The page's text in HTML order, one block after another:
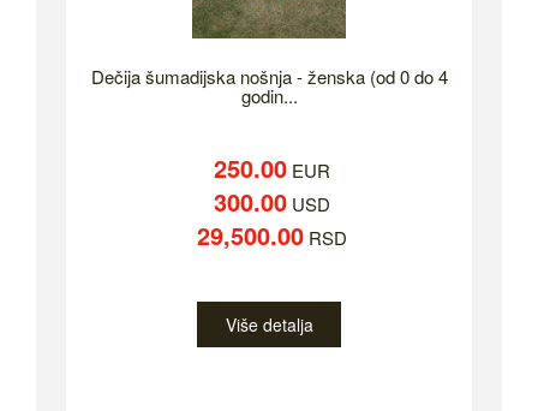
Dečija šumadijska nošnja - ženska (od 0 do 4
godin...
250.00 EUR
300.00 USD
29,500.00 RSD
Više detalja